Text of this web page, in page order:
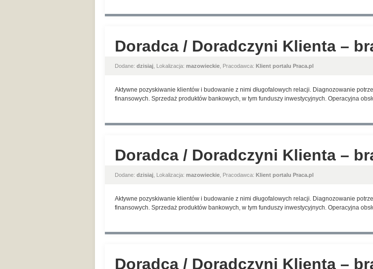
Doradca / Doradczyni Klienta –
Dodane: dzisiaj , Lokalizacja: mazowieckie , Pracodawca: Klient portalu Praca.pl
Aktywne pozyskiwanie klientów i budowanie z nimi długofalowych relacji. Diagnozowanie
finansowych. Sprzedaż produktów bankowych, w tym funduszy inwestycyjnych. Operacyjna
Doradca / Doradczyni Klienta –
Dodane: dzisiaj , Lokalizacja: mazowieckie , Pracodawca: Klient portalu Praca.pl
Aktywne pozyskiwanie klientów i budowanie z nimi długofalowych relacji. Diagnozowanie
finansowych. Sprzedaż produktów bankowych, w tym funduszy inwestycyjnych. Operacyjna
Doradca / Doradczyni Klienta –